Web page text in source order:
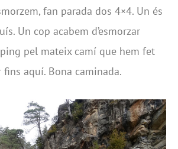
fan parada dos 4×4. Un és
Un cop acabem d’esmorzar
pel mateix camí que hem fet
aquí. Bona caminada.